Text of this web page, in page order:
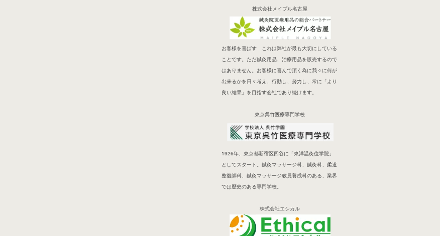
株式会社メイプル名古屋
お客様を喜ばす これは弊社が最も大切にしている
ことです。ただ鍼灸用品、治療用品を販売するので
はありません。お客様に喜んで頂く為に我々に何が
出来るかを日々考え、行動し、努力し、常に「より
良い結果」を目指す会社であり続けます。
東京呉竹医療専門学校
1926年、東京都新宿区四谷に「東洋温灸位学院」
としてスタート。鍼灸マッサージ科、鍼灸科、柔道
整復師科、鍼灸マッサージ教員養成科のある、業界
では歴史のある専門学校。
株式会社エシカル